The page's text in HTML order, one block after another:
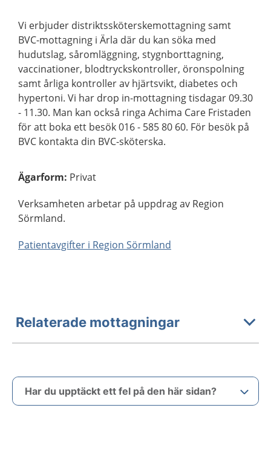
Vi erbjuder distriktssköterskemottagning samt
BVC-mottagning i Ärla där du kan söka med
hudutslag, såromläggning, stygnborttagning,
vaccinationer, blodtryckskontroller, öronspolning
samt årliga kontroller av hjärtsvikt, diabetes och
hypertoni. Vi har drop in-mottagning tisdagar 09.30
- 11.30. Man kan också ringa Achima Care Fristaden
för att boka ett besök 016 - 585 80 60. För besök på
BVC kontakta din BVC-sköterska.
Ägarform: Privat
Verksamheten arbetar på uppdrag av Region
Sörmland.
Patientavgifter i Region Sörmland
Relaterade mottagningar
Har du upptäckt ett fel på den här sidan?